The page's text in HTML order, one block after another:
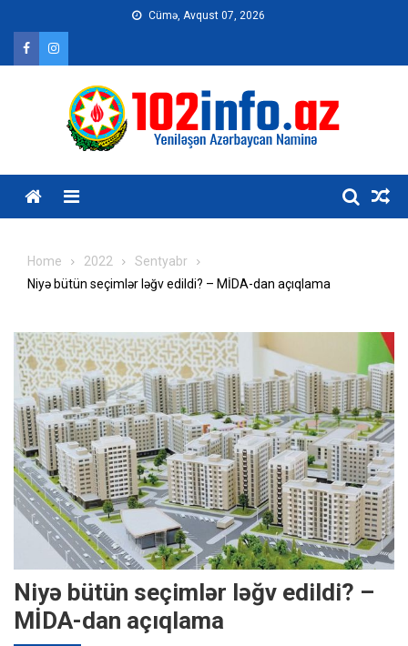
content
Cümə, Avqust 07, 2026
Home 2022
Sentyabr
Niyə bütün seçimlər ləğv edildi? – MİDA-dan açıqlama
Niyə bütün seçimlər ləğv edildi? –
MİDA-dan açıqlama